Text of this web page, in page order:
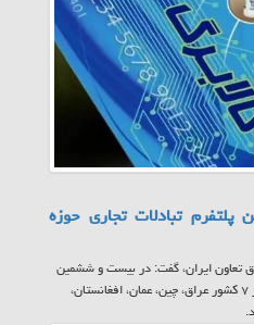
پلتفرم تبادلات تجاری حوزه
تعاون ایران، گفت: در بیست و ششمین
نمایشگاه بین المللی صنعت ساختمان از ۷ کشور عراق، چین، عمان، افغانستان،